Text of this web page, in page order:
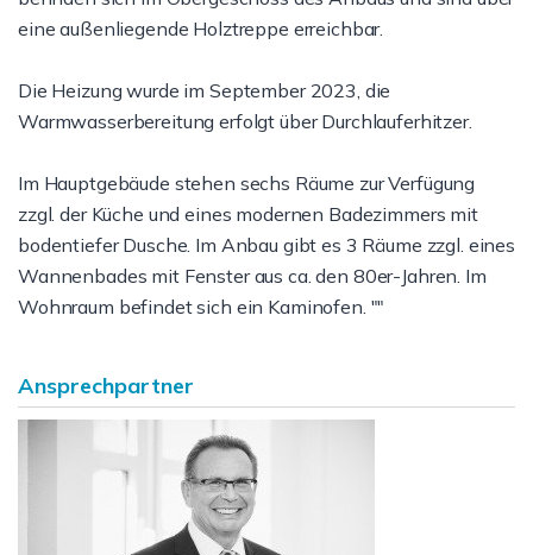
eine außenliegende Holztreppe erreichbar.
Die Heizung wurde im September 2023, die
Warmwasserbereitung erfolgt über Durchlauferhitzer.
Im Hauptgebäude stehen sechs Räume zur Verfügung
zzgl. der Küche und eines modernen Badezimmers mit
bodentiefer Dusche. Im Anbau gibt es 3 Räume zzgl. eines
Wannenbades mit Fenster aus ca. den 80er-Jahren. Im
Wohnraum befindet sich ein Kaminofen. ""
Ansprechpartner